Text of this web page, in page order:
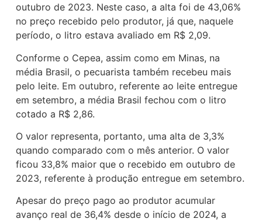
outubro de 2023. Neste caso, a alta foi de 43,06%
no preço recebido pelo produtor, já que, naquele
período, o litro estava avaliado em R$ 2,09.
Conforme o Cepea, assim como em Minas, na
média Brasil, o pecuarista também recebeu mais
pelo leite. Em outubro, referente ao leite entregue
em setembro, a média Brasil fechou com o litro
cotado a R$ 2,86.
O valor representa, portanto, uma alta de 3,3%
quando comparado com o mês anterior. O valor
ficou 33,8% maior que o recebido em outubro de
2023, referente à produção entregue em setembro.
Apesar do preço pago ao produtor acumular
avanço real de 36,4% desde o início de 2024, a